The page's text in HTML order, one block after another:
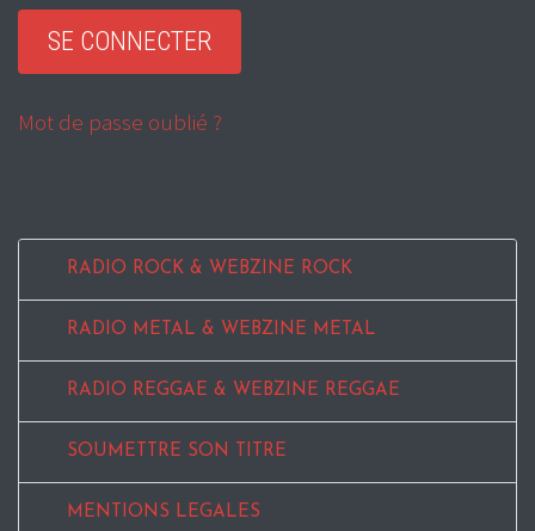
Mot de passe oublié ?
RADIO ROCK & WEBZINE ROCK
RADIO METAL & WEBZINE METAL
RADIO REGGAE & WEBZINE REGGAE
SOUMETTRE SON TITRE
MENTIONS LEGALES